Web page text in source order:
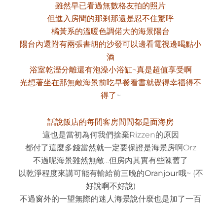
雖然早已看過無數格友拍的照片
但進入房間的那剎那還是忍不住驚呼
橘黃系的溫暖色調偌大的海景陽台
陽台內還附有兩張書胡的沙發可以邊看電視邊喝點小
酒
浴室乾溼分離還有泡澡小浴缸~真是超值享受啊
光想著坐在那無敵海景前吃早餐看書就覺得幸福得不
得了~
話說飯店的每間客房間間都是面海房
這也是當初為何我們捨棄Rizzen的原因
都付了這麼多錢當然就一定要保證是海景房啊Orz
不過呢海景雖然無敵…但房內其實有些陳舊了
以乾淨程度來講可能有輸給前三晚的Oranjour哦~ (不
好說啊不好說)
不過窗外的一望無際的迷人海景說什麼也是加了一百